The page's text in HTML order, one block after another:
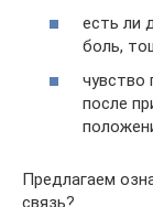
есть ли
боль,
чувство
после
Предлагаем
связь?